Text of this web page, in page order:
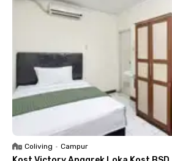
Coliving • Campur